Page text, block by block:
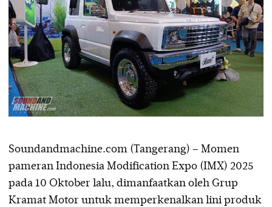
Soundandmachine.com (Tangerang) – Momen
pameran Indonesia Modification Expo (IMX) 2025
pada 10 Oktober lalu, dimanfaatkan oleh Grup
Kramat Motor untuk memperkenalkan lini produk